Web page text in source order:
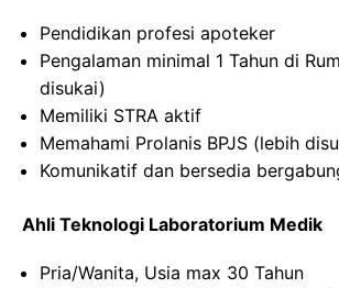
Pendidikan profesi apoteker
Pengalaman minimal 1 Tahun di
disukai)
Memiliki STRA aktif
Memahami Prolanis BPJS (lebih
Komunikatif dan bersedia
Ahli Teknologi Laboratorium Medik
Pria/Wanita, Usia max 30 Tahun